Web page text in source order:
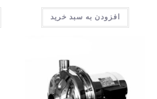
افزودن به سبد خرید